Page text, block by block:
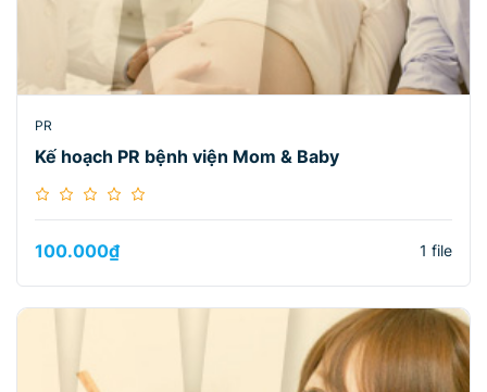
PR
Kế hoạch PR bệnh viện Mom & Baby
100.000₫ 1 file